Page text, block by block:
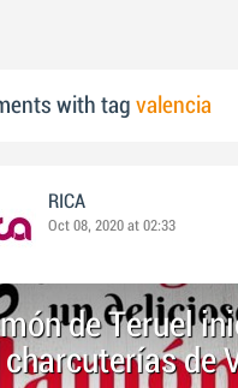
with tag valencia
RICA
Oct 08, 2020 at 02:33
de Teruel
charcuterías de